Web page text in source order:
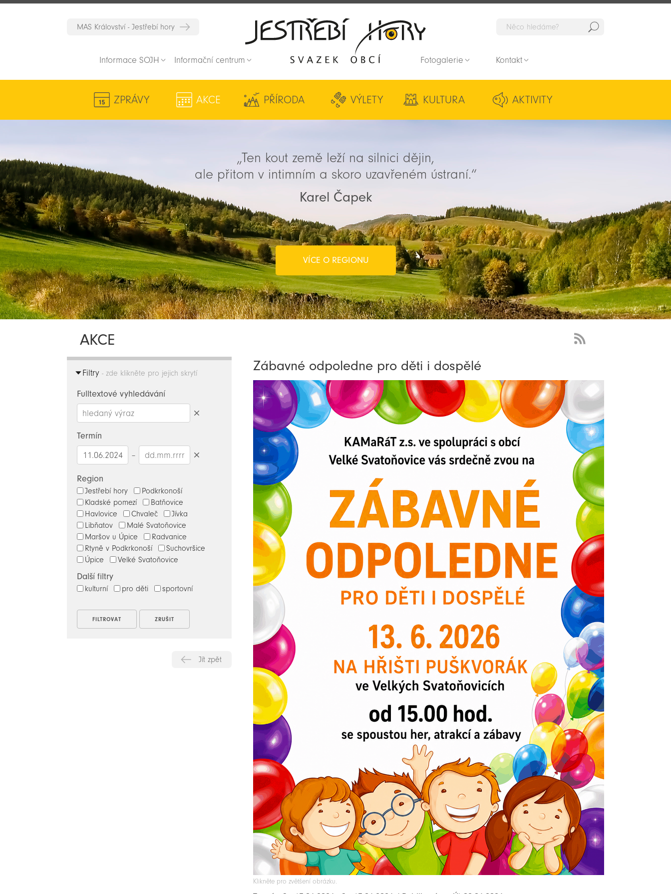
MAS Království - Jestřebí hory
Informace SOJH Informační centrum Fotogalerie Kontakt
ZPRÁVY AKCE PŘÍRODA VÝLETY KULTURA AKTIVITY
„Ten kout země leží na silnici dějin,
ale přitom v intimním a skoro uzavřeném ústraní.“
Karel Čapek
VÍCE O REGIONU
AKCE
novinky
Filtry - zde klikněte pro jejich skrytí
Fulltextové vyhledávání
Termín
–
Region
Jestřebí hory
Podkrkonoší
Kladské pomezí
Batňovice
Havlovice
Chvaleč
Jívka
Libňatov
Malé Svatoňovice
Maršov u Úpice
Radvanice
Rtyně v Podkrkonoší
Suchovršice
Úpice
Velké Svatoňovice
Další filtry
kulturní pro děti sportovní
Jít zpět
Zábavné odpoledne pro děti i dospělé
Klikněte pro zvětšení obrázku.